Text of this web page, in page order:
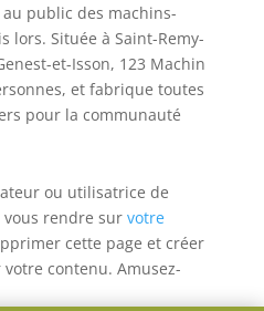
au public des machins-
lors. Située à Saint-Remy-
et-Isson, 123 Machin
et fabrique toutes
pour la communauté
ou utilisatrice de
vous rendre sur votre
cette page et créer
contenu. Amusez-